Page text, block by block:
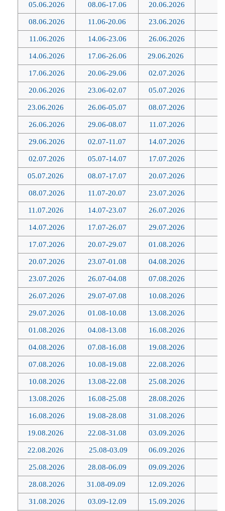
Ночной переезд.
3 ДЕНЬ:
Пересечение российско-грузинской границы. Далее вас
военная дорога.
Гора Казбек, Крестовый перевал, Арка Дружбы Народов -
места необычайной красоты, потому сделаем остановку для
фото, если будут позволять погодные условия и время проезда
данных мест (светлое или темное время суток).
Прибытие в Тбилиси.
Вас ждет автобусно-пешеходная экскурсия с проездом по
канатной дороге Тбилиси с гидом, вы увидите, чем дышит и
живет этот легендарный город.
Размещение в отеле в послеобеденное время. Живем мы в
отеле JAZZ (кроме выезда 02.07.2026) (бассейн и сауна
включены).
Ночлег в Тбилиси.
4 ДЕНЬ:
Завтрак (шведский стол), выселение из отеля.
Переезд в КОБУЛЕТИ / БАТУМИ, заселение в выбранный
Отдых на море.
Ночлег.
5-12 ДЕНЬ:
Завтраки/ ужины (при наличии в выбранном объекте). Отдых
Желающим предлагаются экскурсии (за доп. плату). Ночлег.
05.06.2026 08.06-17.06 20.06.2026
08.06.2026 11.06-20.06 23.06.2026
11.06.2026 14.06-23.06 26.06.2026
14.06.2026 17.06-26.06 29.06.2026
17.06.2026 20.06-29.06 02.07.2026
20.06.2026 23.06-02.07 05.07.2026
23.06.2026 26.06-05.07 08.07.2026
26.06.2026 29.06-08.07 11.07.2026
29.06.2026 02.07-11.07 14.07.2026
02.07.2026 05.07-14.07 17.07.2026
05.07.2026 08.07-17.07 20.07.2026
08.07.2026 11.07-20.07 23.07.2026
11.07.2026 14.07-23.07 26.07.2026
14.07.2026 17.07-26.07 29.07.2026
17.07.2026 20.07-29.07 01.08.2026
20.07.2026 23.07-01.08 04.08.2026
23.07.2026 26.07-04.08 07.08.2026
26.07.2026 29.07-07.08 10.08.2026
29.07.2026 01.08-10.08 13.08.2026
01.08.2026 04.08-13.08 16.08.2026
04.08.2026 07.08-16.08 19.08.2026
07.08.2026 10.08-19.08 22.08.2026
10.08.2026 13.08-22.08 25.08.2026
13.08.2026 16.08-25.08 28.08.2026
16.08.2026 19.08-28.08 31.08.2026
19.08.2026 22.08-31.08 03.09.2026
22.08.2026 25.08-03.09 06.09.2026
25.08.2026 28.08-06.09 09.09.2026
28.08.2026 31.08-09.09 12.09.2026
31.08.2026 03.09-12.09 15.09.2026